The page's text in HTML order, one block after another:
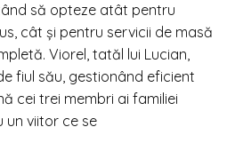
să opteze atât pentru
cât și pentru servicii de masă
Viorel, tatăl lui Lucian,
fiul său, gestionând eficient
cei trei membri ai familiei
un viitor ce se